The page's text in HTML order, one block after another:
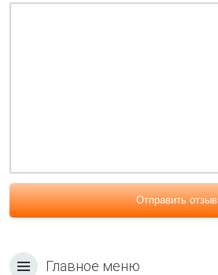
Отправить отзыв
Главное меню